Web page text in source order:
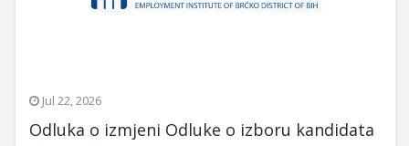
Jul 22, 2026
Odluka o izmjeni Odluke o izboru kandidata